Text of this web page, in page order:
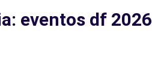
eventos df 2026